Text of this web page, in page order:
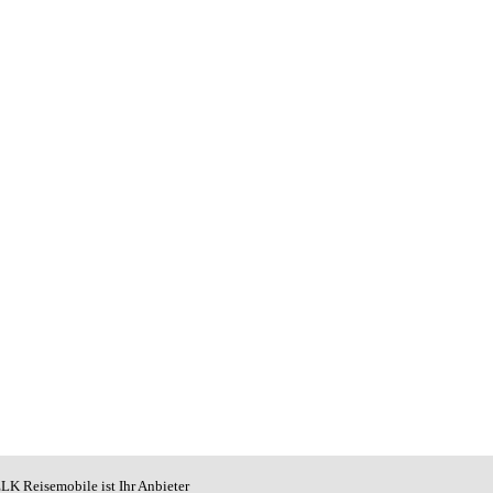
Reisemobile ist Ihr Anbieter